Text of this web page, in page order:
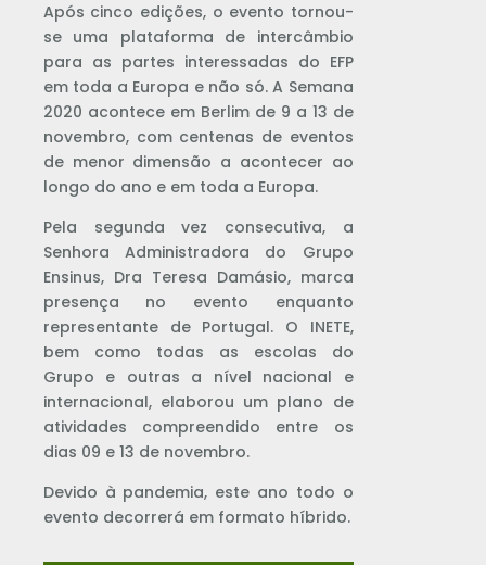
Após cinco edições, o evento tornou-
se uma plataforma de intercâmbio
para as partes interessadas do EFP
em toda a Europa e não só. A Semana
2020 acontece em Berlim de 9 a 13 de
novembro, com centenas de eventos
de menor dimensão a acontecer ao
longo do ano e em toda a Europa.
Pela segunda vez consecutiva, a
Senhora Administradora do Grupo
Ensinus, Dra Teresa Damásio, marca
presença no evento enquanto
representante de Portugal. O INETE,
bem como todas as escolas do
Grupo e outras a nível nacional e
internacional, elaborou um plano de
atividades compreendido entre os
dias 09 e 13 de novembro.
Devido à pandemia, este ano todo o
evento decorrerá em formato híbrido.